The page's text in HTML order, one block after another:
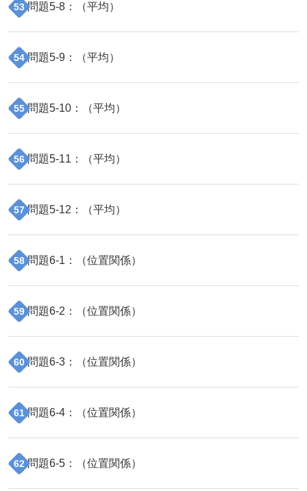
53 問題5-8 ：（平均）
54 問題5-9 ：（平均）
55 問題5-10 ：（平均）
56 問題5-11 ：（平均）
57 問題5-12 ：（平均）
58 問題6-1 ：（位置関係）
59 問題6-2 ：（位置関係）
60 問題6-3 ：（位置関係）
61 問題6-4 ：（位置関係）
62 問題6-5 ：（位置関係）